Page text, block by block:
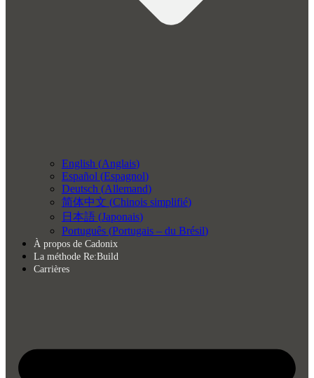
English (Anglais)
Español (Espagnol)
Deutsch (Allemand)
简体中文 (Chinois simplifié)
日本語 (Japonais)
Português (Portugais – du Brésil)
À propos de Cadonix
La méthode Re:Build
Carrières